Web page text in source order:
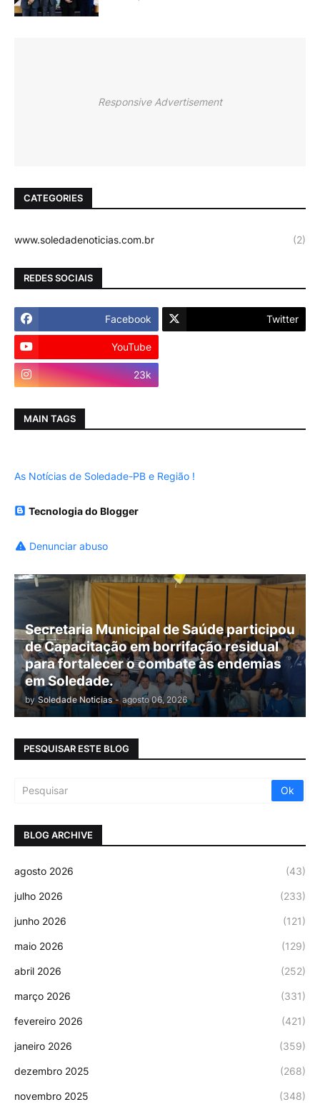
Responsive Advertisement
CATEGORIES
www.soledadenoticias.com.br (2)
REDES SOCIAIS
Facebook Twitter
YouTube
23k
MAIN TAGS
As Notícias de Soledade-PB e Região !
Tecnologia do Blogger
Denunciar abuso
Secretaria Municipal de Saúde participou
de Capacitação em borrifação residual
para fortalecer o combate às endemias
em Soledade.
by Soledade Noticias - agosto 06, 2026
PESQUISAR ESTE BLOG
BLOG ARCHIVE
agosto 2026 (43)
julho 2026 (233)
junho 2026 (121)
maio 2026 (129)
abril 2026 (252)
março 2026 (331)
fevereiro 2026 (421)
janeiro 2026 (359)
dezembro 2025 (268)
novembro 2025 (348)